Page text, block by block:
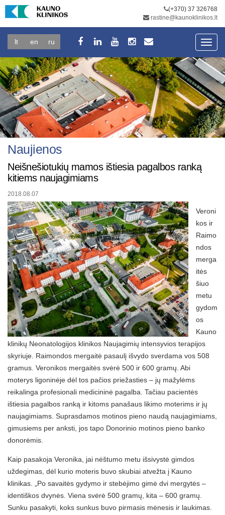
(+370) 37 326768
rastine@kaunoklinikos.lt
lt en ru
Naujienos
Neišnešiotukių mamos ištiesia pagalbos ranką
kitiems naujagimiams
2018.08.07
Veroni
kos ir
Raimo
ndos
merga
itės
šiuo
metu
gydom
os
Kauno
klinikų Neonatologijos klinikos Naujagimių intensyvios terapijos
skyriuje. Raimondos mergaitė pasaulį išvydo sverdama vos 508
gramus. Veronikos mergaitės svėrė 500 ir 600 gramų. Abi
moterys ligoninėje dėl tos pačios priežasties – jų mažylėms
reikalinga profesionali medicininė pagalba. Tačiau pacientės
ištiesia pagalbos ranką ir kitoms panašaus likimo moterims ir jų
naujagimiams. Suprasdamos motinos pieno naudą naujagimiams,
gimusiems per anksti, jos tapo Donorinio motinos pieno banko
donorėmis.
Kaip pasakoja Veronika, jai nėštumo metu išsivystė gimdos
uždegimas, dėl kurio moteris buvo skubiai atvežta į Kauno
klinikas. „Po savaitės gydymo ir stebėjimo gimė dvi mergytės –
identiškos dvynės. Viena svėrė 500 gramų, kita – 600 gramų.
Sunku pasakyti, koks sunkus buvo pirmasis mėnesis ir laukimas.